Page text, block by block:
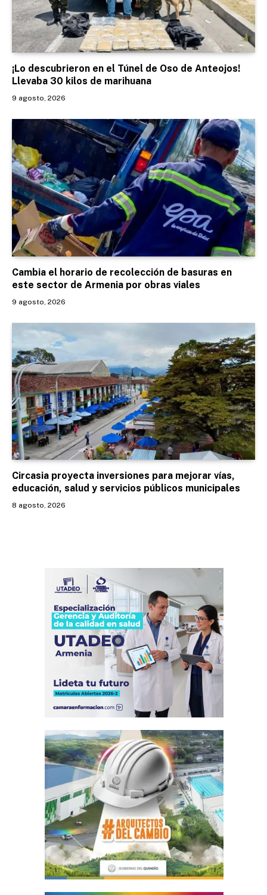
¡Lo descubrieron en el Túnel de Oso de Anteojos!
Llevaba 30 kilos de marihuana
9 agosto, 2026
Cambia el horario de recolección de basuras en
este sector de Armenia por obras viales
9 agosto, 2026
Circasia proyecta inversiones para mejorar vías,
educación, salud y servicios públicos municipales
8 agosto, 2026